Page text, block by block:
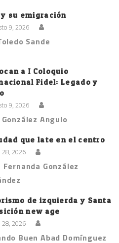
y su emigración
9, 2026
Sande
a I Coloquio
Fidel: Legado y
9, 2026
Angulo
que late en el centro
2026
Fernanda González
de izquierda y Santa
new age
2026
Buen Abad Domínguez